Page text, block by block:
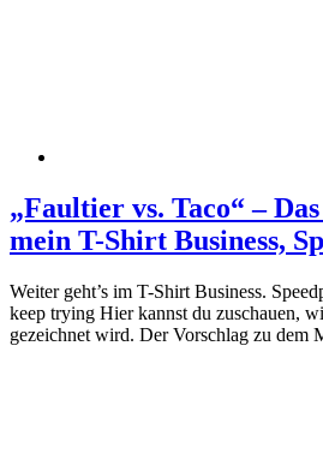
„Faultier vs. Taco“ –
mein T-Shirt Business,
Weiter geht’s im T-Shirt Business.
keep trying Hier kannst du zuschauen,
gezeichnet wird. Der Vorschlag zu dem